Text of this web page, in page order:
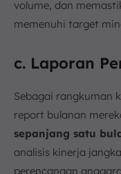
volume, dan
memenuhi target
c. Laporan
Sebagai rangkuman
report bulanan
sepanjang satu
analisis kinerja
perencanaan